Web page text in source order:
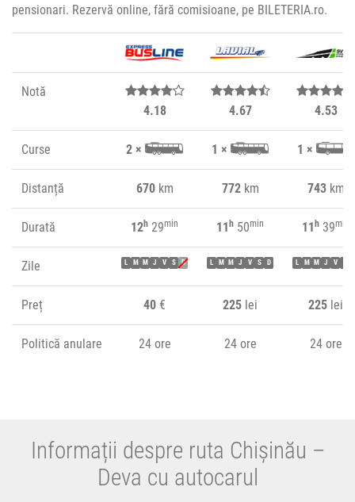
pensionari. Rezervă online, fără comisioane, pe BILETERIA.ro.
Notă
4.18
4.67 4.53
Curse 2 × 1 × 1 ×
Distanță 670km 772km 743km
Durată 12h 29min 11 h 50min 11 h 39min
Zile L M M J V S D L M M J V S D L M M J V
Preț 40 € 225 lei 225 lei
Politică anulare 24 ore 24 ore 24 ore
Informații despre ruta Chișinău –
Deva cu autocarul